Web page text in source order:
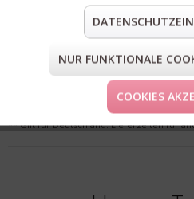
FORM & GRÖSSE
LIEFERUNG &
* Preise inkl. MwSt. zzgl. Versandkosten
** Gilt für Deutschland. Lieferzeiten für
NUR FUNKTIONALE
COOKIES